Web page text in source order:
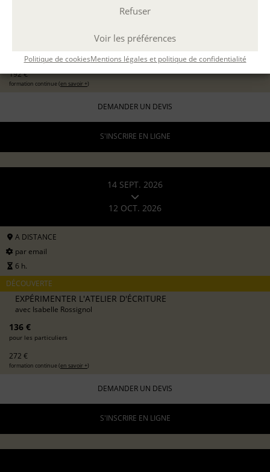
Refuser
Voir les préférences
Politique de cookiesMentions légales et politique de confidentialité
EXPÉRIMENTER L'ATELIER D'ÉCRITURE
pour les particuliers
192 €
formation continue (en savoir +)
DEMANDER UN DEVIS
S'INSCRIRE EN LIGNE
14 SEPT. 2026
12 OCT. 2026
A DISTANCE
par email
6 h.
DÉCOUVERTE
EXPÉRIMENTER L'ATELIER D'ÉCRITURE
avec Isabelle Rossignol
136 €
pour les particuliers
272 €
formation continue (en savoir +)
DEMANDER UN DEVIS
S'INSCRIRE EN LIGNE